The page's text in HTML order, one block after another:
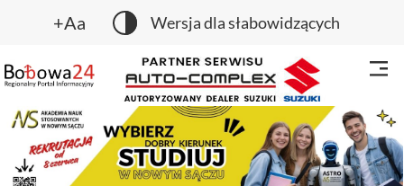
+Aa Wersja dla słabowidzących